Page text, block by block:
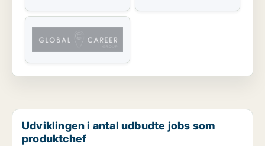
Udviklingen i antal udbudte jobs som
produktchef